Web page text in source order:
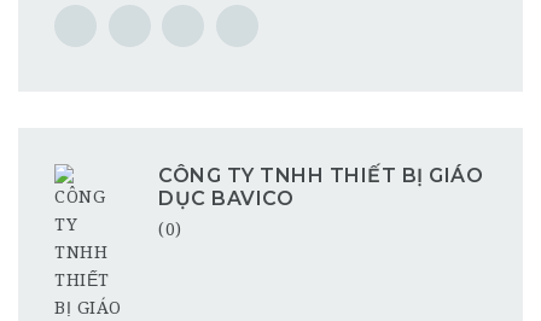
CÔNG TY TNHH THIẾT BỊ GIÁO
DỤC BAVICO
(0)